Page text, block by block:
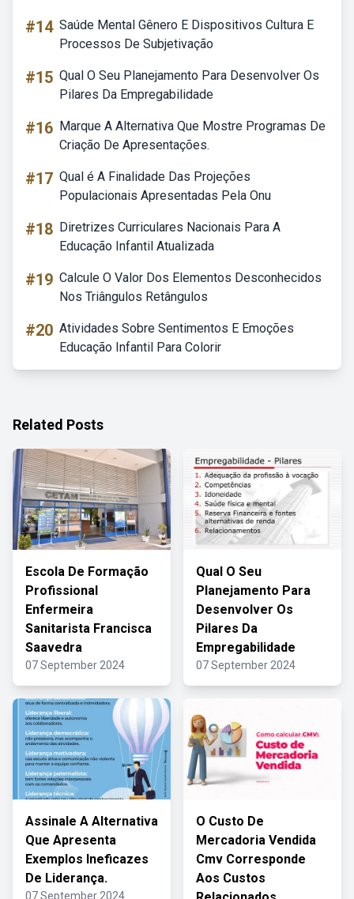
#14 Saúde Mental Gênero E Dispositivos Cultura E
Processos De Subjetivação
#15 Qual O Seu Planejamento Para Desenvolver Os
Pilares Da Empregabilidade
#16 Marque A Alternativa Que Mostre Programas De
Criação De Apresentações.
#17 Qual é A Finalidade Das Projeções
Populacionais Apresentadas Pela Onu
#18 Diretrizes Curriculares Nacionais Para A
Educação Infantil Atualizada
#19 Calcule O Valor Dos Elementos Desconhecidos
Nos Triângulos Retângulos
#20 Atividades Sobre Sentimentos E Emoções
Educação Infantil Para Colorir
Related Posts
Escola De Formação
Profissional
Enfermeira
Sanitarista Francisca
Saavedra
07 September 2024
Qual O Seu
Planejamento Para
Desenvolver Os
Pilares Da
Empregabilidade
07 September 2024
Assinale A Alternativa
Que Apresenta
Exemplos Ineficazes
De Liderança.
07 September 2024
O Custo De
Mercadoria Vendida
Cmv Corresponde
Aos Custos